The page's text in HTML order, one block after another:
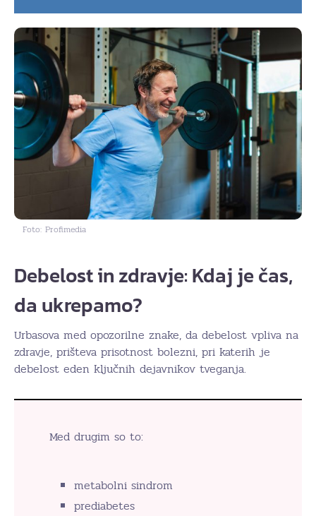
Foto: Profimedia
Debelost in zdravje: Kdaj je čas,
da ukrepamo?
Urbasova med opozorilne znake, da debelost vpliva na
zdravje, prišteva prisotnost bolezni, pri katerih je
debelost eden ključnih dejavnikov tveganja.
Med drugim so to:
metabolni sindrom
prediabetes